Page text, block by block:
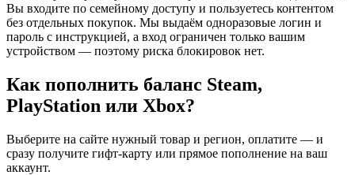
Вы входите по семейному доступу и пользуетесь контентом
без отдельных покупок. Мы выдаём одноразовые логин и
пароль с инструкцией, а вход ограничен только вашим
устройством — поэтому риска блокировок нет.
Как пополнить баланс Steam,
PlayStation или Xbox?
Выберите на сайте нужный товар и регион, оплатите — и
сразу получите гифт-карту или прямое пополнение на ваш
аккаунт.